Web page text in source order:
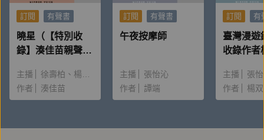
訂閱 有聲書
曉星（【特別收
錄】湊佳苗親聲朗
主播 徐壽柏
楊雅淳
作者
湊佳苗
訂閱 有聲書
午夜按摩師
主播
張怡沁
作者
譚端
訂閱 有
臺灣漫遊
收錄作者
主播
張
作者
楊